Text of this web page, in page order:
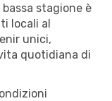
bassa stagione è
locali al
unici,
quotidiana di